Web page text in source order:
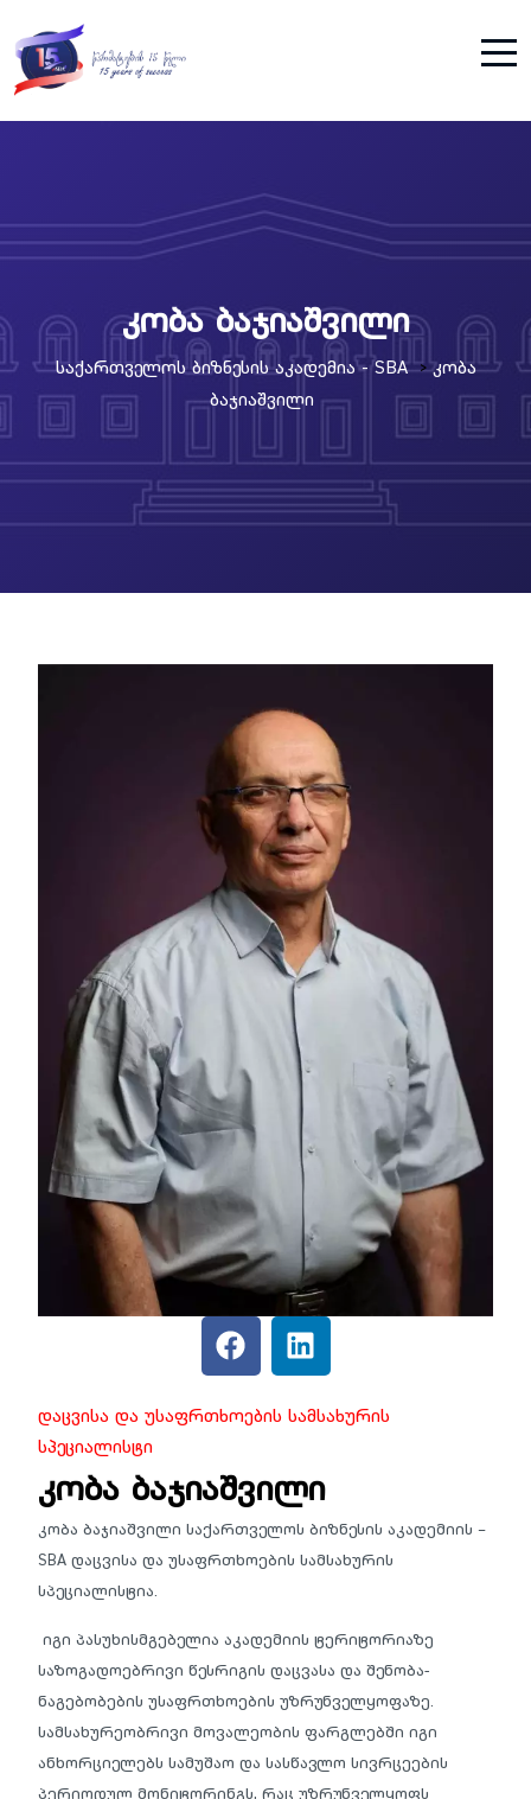
კობა ბაჯიაშვილი
Საქართველოს Ბიზნესის Აკადემია - SBA >Კობა
Ბაჯიაშვილი
Დაცვისა Და Უსაფრთხოების Სამსახურის
Სპეციალისტი
კობა ბაჯიაშვილი
კობა ბაჯიაშვილი საქართველოს ბიზნესის აკადემიის –
SBA დაცვისა და უსაფრთხოების სამსახურის
სპეციალისტია.
იგი პასუხისმგებელია აკადემიის ტერიტორიაზე
საზოგადოებრივი წესრიგის დაცვასა და შენობა-
ნაგებობების უსაფრთხოების უზრუნველყოფაზე.
სამსახურეობრივი მოვალეობის ფარგლებში იგი
ანხორციელებს სამუშაო და სასწავლო სივრცეების
პერიოდულ მონიტორინგს, რაც უზრუნველყოფს